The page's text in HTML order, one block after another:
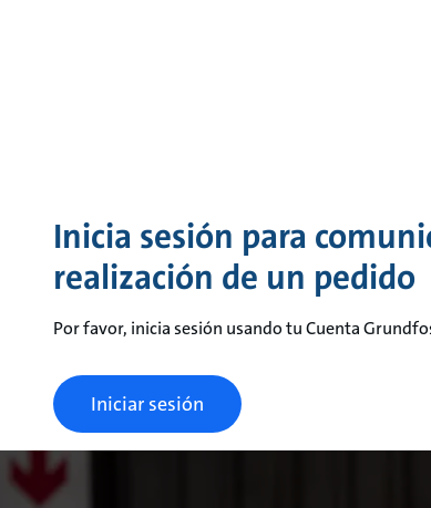
Inicia sesión para
realización de un pedido
Por favor, inicia sesión usando tu Cuenta
Iniciar sesión